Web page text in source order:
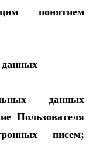
понятием
данных
данных
Пользователя
писем;